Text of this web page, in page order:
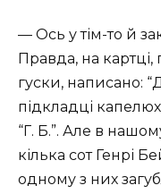
— Ось у тім-то й
Правда, на картці,
гуски, написано:
підкладці
“Г. Б.”. Але в
кілька сот Генрі
одному з них